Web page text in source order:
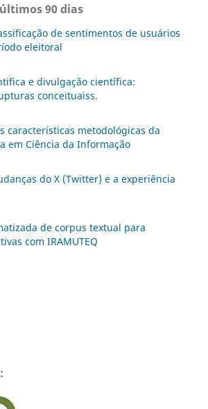
90 dias
de sentimentos de usuários
eleitoral
e divulgação científica:
conceituaiss.
características metodológicas da
em Ciência da Informação
do X (Twitter) e a experiência
de corpus textual para
com IRAMUTEQ